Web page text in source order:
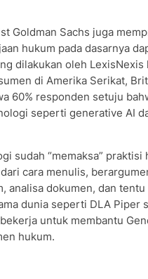
Goldman Sachs juga
hukum pada dasarnya
dilakukan oleh LexisNexis
di Amerika Serikat,
60% responden setuju
seperti generative AI
sudah “memaksa” praktisi
cara menulis,
analisa dokumen, dan
dunia seperti DLA Piper
untuk membantu
hukum.